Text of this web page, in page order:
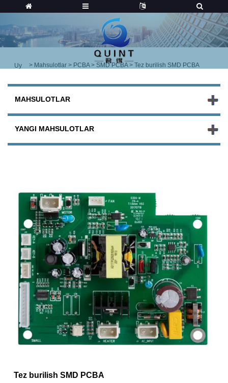
Uy > Mahsulotlar > PCBA> SMD PCBA> Tez burilish SMD PCBA
MAHSULOTLAR
YANGI MAHSULOTLAR
Tez burilish SMD PCBA